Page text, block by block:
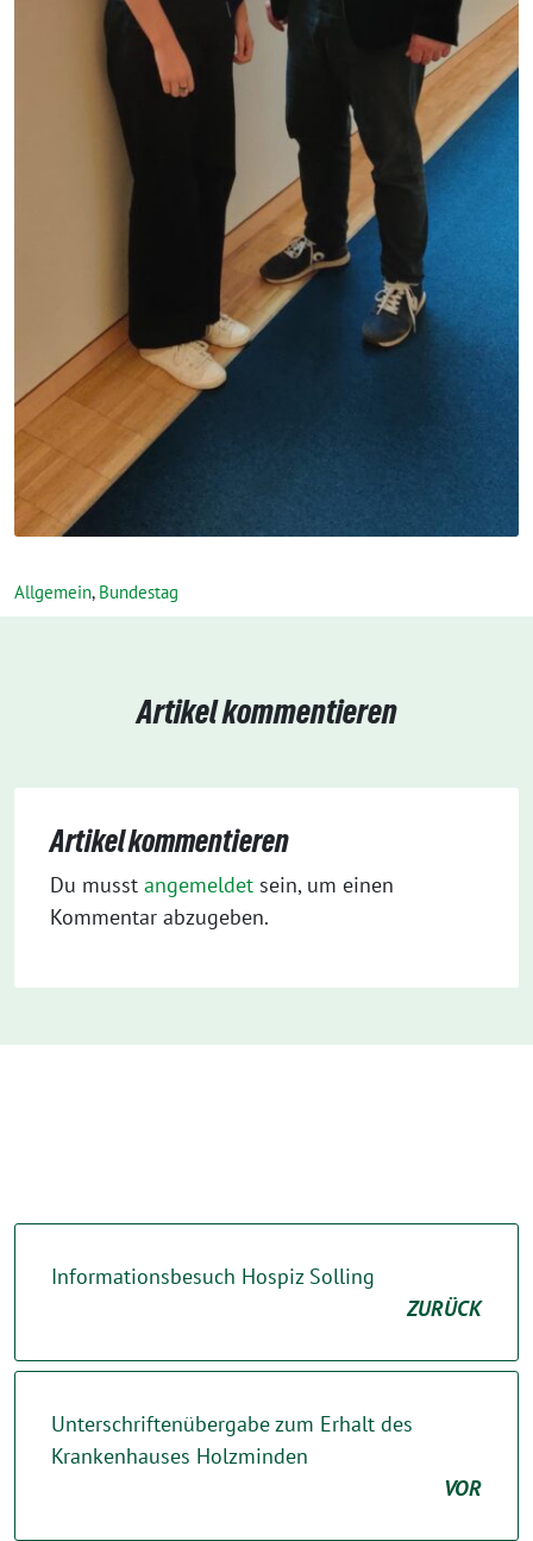
Allgemein, Bundestag
Artikel kommentieren
Artikel kommentieren
Du musst angemeldet sein, um einen
Kommentar abzugeben.
Informationsbesuch Hospiz Solling
ZURÜCK
Unterschriftenübergabe zum Erhalt des
Krankenhauses Holzminden
VOR